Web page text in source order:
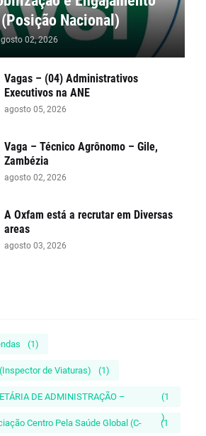
Nacional)
02, 2026
Vagas – (04) Administrativos
Executivos na ANE
agosto 05, 2026
Vaga – Técnico Agrônomo – Gile,
Zambézia
agosto 02, 2026
A Oxfam está a recrutar em Diversas
areas
agosto 03, 2026
(1)
de Viaturas) (1)
DE ADMINISTRAÇÃO –
(1
)
Centro Pela Saúde Global (C-
(1